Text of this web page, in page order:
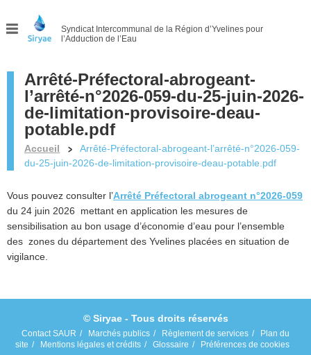
Syndicat Intercommunal de la Région d’Yvelines pour
l’Adduction de l’Eau
Menu
Arrêté-Préfectoral-abrogeant-
l’arrêté-n°2026-059-du-25-juin-2026-
de-limitation-provisoire-deau-
potable.pdf
Accueil
Arrêté-Préfectoral-abrogeant-l’arrêté-n°2026-059-
du-25-juin-2026-de-limitation-provisoire-deau-potable.pdf
Vous pouvez consulter l’Arrêté Préfectoral abrogeant n°2026-059
du 24 juin 2026 mettant en application les mesures de
sensibilisation au bon usage d’économie d’eau pour l’ensemble
des zones du département des Yvelines placées en situation de
vigilance.
© Siryae - Tous droits réservés
Contact SAUR Marchés publics Règlement de services
Plan du
site
Mentions légales et crédits Glossaire Préférences de cookies